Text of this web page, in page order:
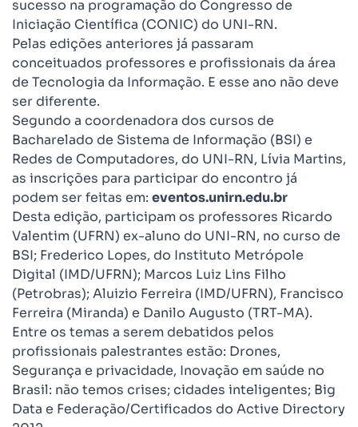
sucesso na programação do Congresso de
Iniciação Científica (CONIC) do UNI-RN.
Pelas edições anteriores já passaram
conceituados professores e profissionais da área
de Tecnologia da Informação. E esse ano não deve
ser diferente.
Segundo a coordenadora dos cursos de
Bacharelado de Sistema de Informação (BSI) e
Redes de Computadores, do UNI-RN, Lívia Martins,
as inscrições para participar do encontro já
podem ser feitas em: eventos.unirn.edu.br
Desta edição, participam os professores Ricardo
Valentim (UFRN) ex-aluno do UNI-RN, no curso de
BSI; Frederico Lopes, do Instituto Metrópole
Digital (IMD/UFRN); Marcos Luiz Lins Filho
(Petrobras); Aluizio Ferreira (IMD/UFRN), Francisco
Ferreira (Miranda) e Danilo Augusto (TRT-MA).
Entre os temas a serem debatidos pelos
profissionais palestrantes estão: Drones,
Segurança e privacidade, Inovação em saúde no
Brasil: não temos crises; cidades inteligentes; Big
Data e Federação/Certificados do Active Directory